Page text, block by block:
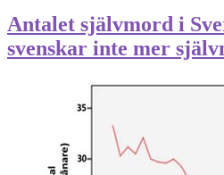
Antalet självmord i
svenskar inte mer